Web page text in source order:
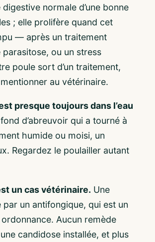
normale d’une bonne
; elle prolifère quand cet
— après un traitement
ou un stress
poule sort d’un traitement,
mentionner au vétérinaire.
presque toujours dans l’eau
d’abreuvoir qui a tourné à
humide ou moisi, un
Regardez le poulailler autant
un cas vétérinaire. Une
un antifongique, qui est un
Aucun remède
candidose installée, et plus